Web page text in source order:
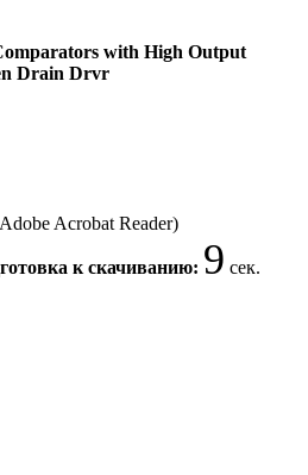
with High Output
Drain Drvr
Acrobat Reader)
к скачиванию: 9 сек.